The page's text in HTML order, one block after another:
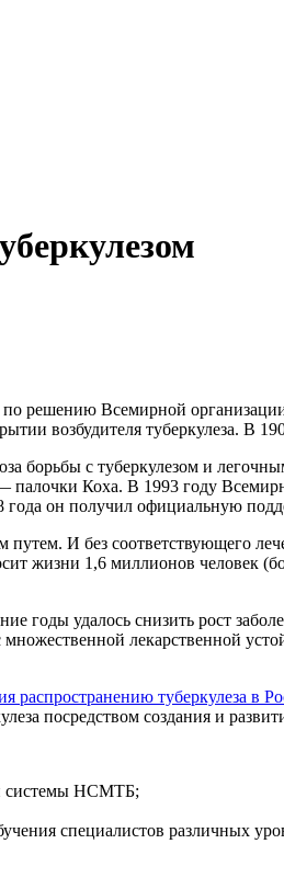
по решению Всемирной
возбудителя туберкулеза. В
с туберкулезом и
Коха. В 1993 году
года он получил официальную
И без соответствующего
жизни 1,6 миллионов
годы удалось снизить рост
множественной лекарственной
распространению туберкулеза в
посредством создания и
системы НСМТБ;
специалистов различных